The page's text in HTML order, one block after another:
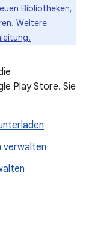
Bibliotheken,
Weitere
Play Store. Sie
verwalten